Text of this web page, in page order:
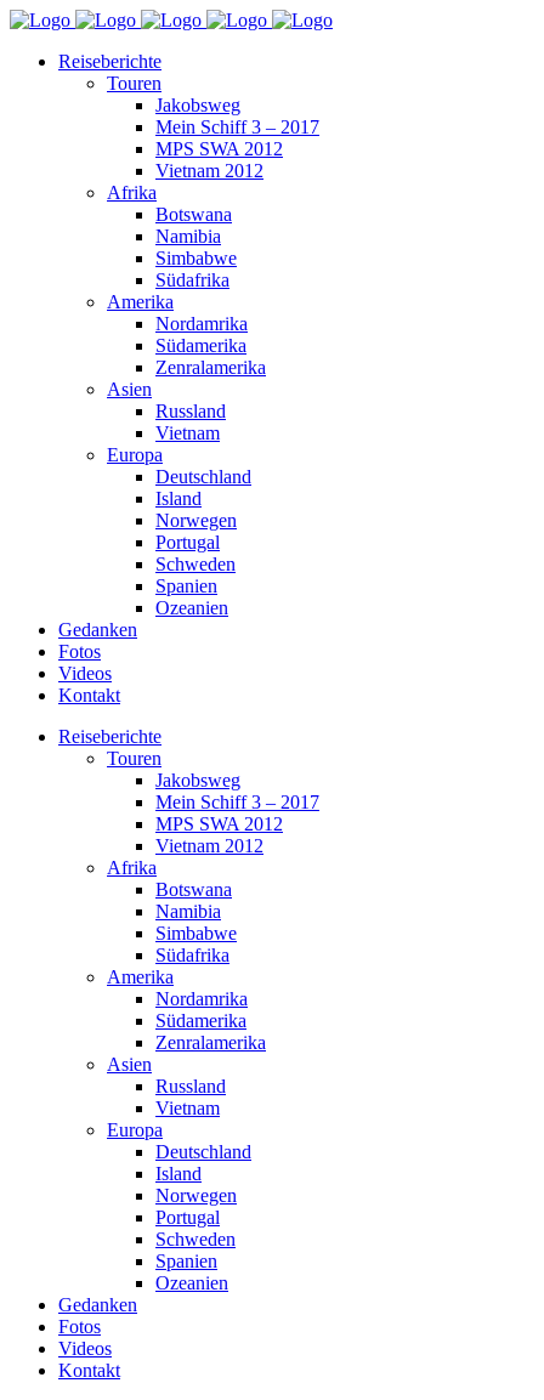
Reiseberichte
Touren
Jakobsweg
Mein Schiff 3 – 2017
MPS SWA 2012
Vietnam 2012
Afrika
Botswana
Namibia
Simbabwe
Südafrika
Amerika
Nordamrika
Südamerika
Zenralamerika
Asien
Russland
Vietnam
Europa
Deutschland
Island
Norwegen
Portugal
Schweden
Spanien
Ozeanien
Gedanken
Fotos
Videos
Kontakt
Reiseberichte
Touren
Jakobsweg
Mein Schiff 3 – 2017
MPS SWA 2012
Vietnam 2012
Afrika
Botswana
Namibia
Simbabwe
Südafrika
Amerika
Nordamrika
Südamerika
Zenralamerika
Asien
Russland
Vietnam
Europa
Deutschland
Island
Norwegen
Portugal
Schweden
Spanien
Ozeanien
Gedanken
Fotos
Videos
Kontakt